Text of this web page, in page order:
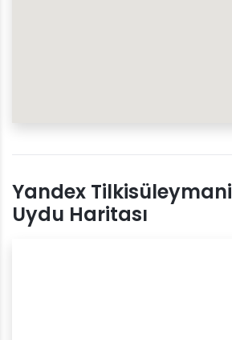
Yandex
Uydu Haritası